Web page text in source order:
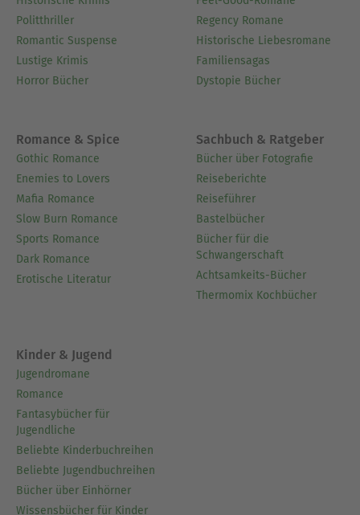
Politthriller
Romantic Suspense
Lustige Krimis
Horror Bücher
Regency Romane
Historische Liebesromane
Familiensagas
Dystopie Bücher
Romance & Spice
Gothic Romance
Enemies to Lovers
Mafia Romance
Slow Burn Romance
Sports Romance
Dark Romance
Erotische Literatur
Sachbuch & Ratgeber
Bücher über Fotografie
Reiseberichte
Reiseführer
Bastelbücher
Bücher für die
Schwangerschaft
Achtsamkeits-Bücher
Thermomix Kochbücher
Kinder & Jugend
Jugendromane
Romance
Fantasybücher für
Jugendliche
Beliebte Kinderbuchreihen
Beliebte Jugendbuchreihen
Bücher über Einhörner
Wissensbücher für Kinder